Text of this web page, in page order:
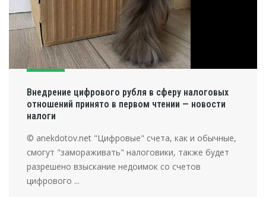
Внедрение цифрового рубля в сферу налоговых
отношений принято в первом чтении — новости
налоги
© anekdotov.net "Цифровые" счета, как и обычные,
смогут "замораживать" налоговики, также будет
разрешено взыскание недоимок со счетов
цифрового ...